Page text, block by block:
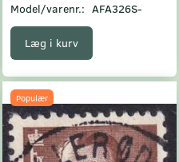
Model/varenr.: AFA326S-
Læg i kurv
Populær